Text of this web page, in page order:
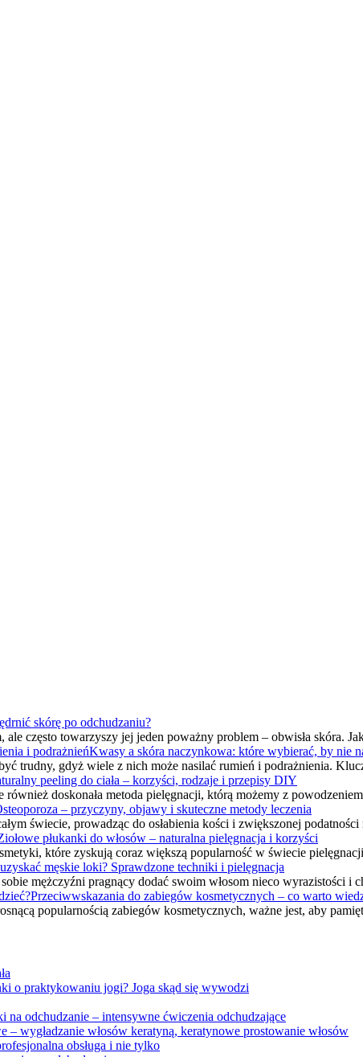
skórę po odchudzaniu?
często towarzyszy jej jeden poważny problem – obwisła skóra.
Kwasy a skóra naczynkowa: które wybierać, by nie
trudny, gdyż wiele z nich może nasilać rumień i podrażnienia.
peeling do ciała – korzyści, rodzaje i przepisy DIY
doskonała metoda pielęgnacji, którą możemy z
– przyczyny, objawy i skuteczne metody leczenia
świecie, prowadząc do osłabienia kości i zwiększonej
płukanki do włosów – naturalna pielęgnacja i korzyści
które zyskują coraz większą popularność w świecie
męskie loki? Sprawdzone techniki i pielęgnacja
mężczyźni pragnący dodać swoim włosom nieco wyrazistości i
Przeciwwskazania do zabiegów kosmetycznych – co warto
popularnością zabiegów kosmetycznych, ważne jest, aby
o praktykowaniu jogi? Joga skąd się wywodzi
na odchudzanie – intensywne ćwiczenia odchudzające
– wygładzanie włosów keratyną, keratynowe prostowanie włosów
obsługa i nie tylko